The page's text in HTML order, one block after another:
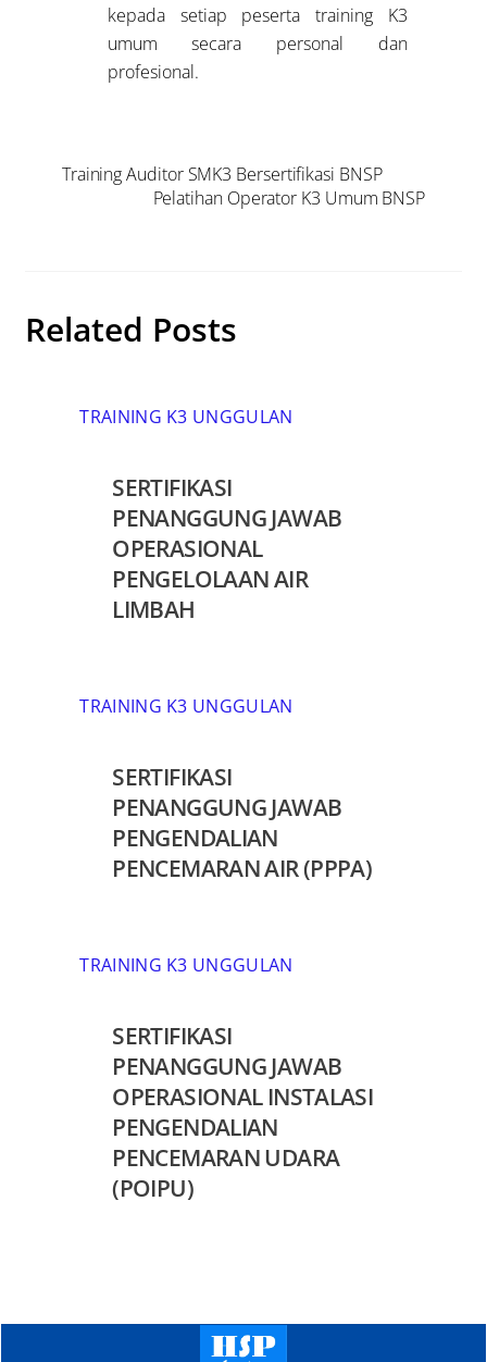
kepada setiap peserta training K3
umum secara personal dan
profesional.
Training Auditor SMK3 Bersertifikasi BNSP
Pelatihan Operator K3 Umum BNSP
Related Posts
TRAINING K3 UNGGULAN
SERTIFIKASI
PENANGGUNG JAWAB
OPERASIONAL
PENGELOLAAN AIR
LIMBAH
TRAINING K3 UNGGULAN
SERTIFIKASI
PENANGGUNG JAWAB
PENGENDALIAN
PENCEMARAN AIR (PPPA)
TRAINING K3 UNGGULAN
SERTIFIKASI
PENANGGUNG JAWAB
OPERASIONAL INSTALASI
PENGENDALIAN
PENCEMARAN UDARA
(POIPU)